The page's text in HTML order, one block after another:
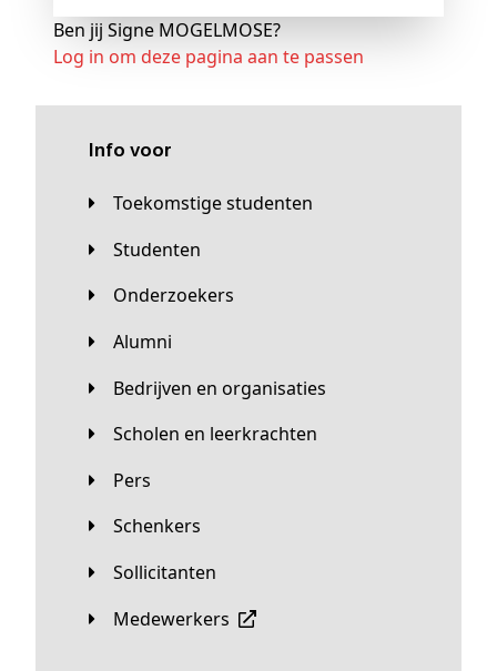
Ben jij Signe MOGELMOSE?
Log in om deze pagina aan te passen
Info voor
Toekomstige studenten
Studenten
Onderzoekers
Alumni
Bedrijven en organisaties
Scholen en leerkrachten
Pers
Schenkers
Sollicitanten
Medewerkers